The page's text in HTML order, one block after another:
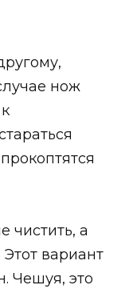
нож
чистить, а
вариант
Чешуя, это